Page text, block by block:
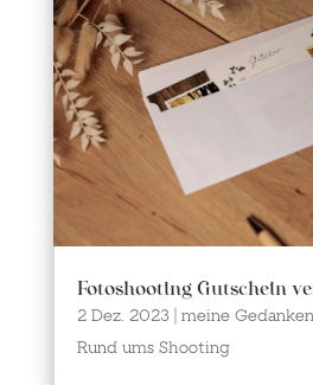
Fotoshooting Gutschein
2 Dez. 2023| meine Gedanken
Rund ums Shooting